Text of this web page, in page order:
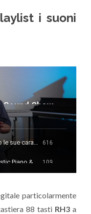
i suoni
Sound Show
616
109
KORG C1 Digital Piano Sound Show - Prima Parte
particolarmente
88 tasti RH3 a